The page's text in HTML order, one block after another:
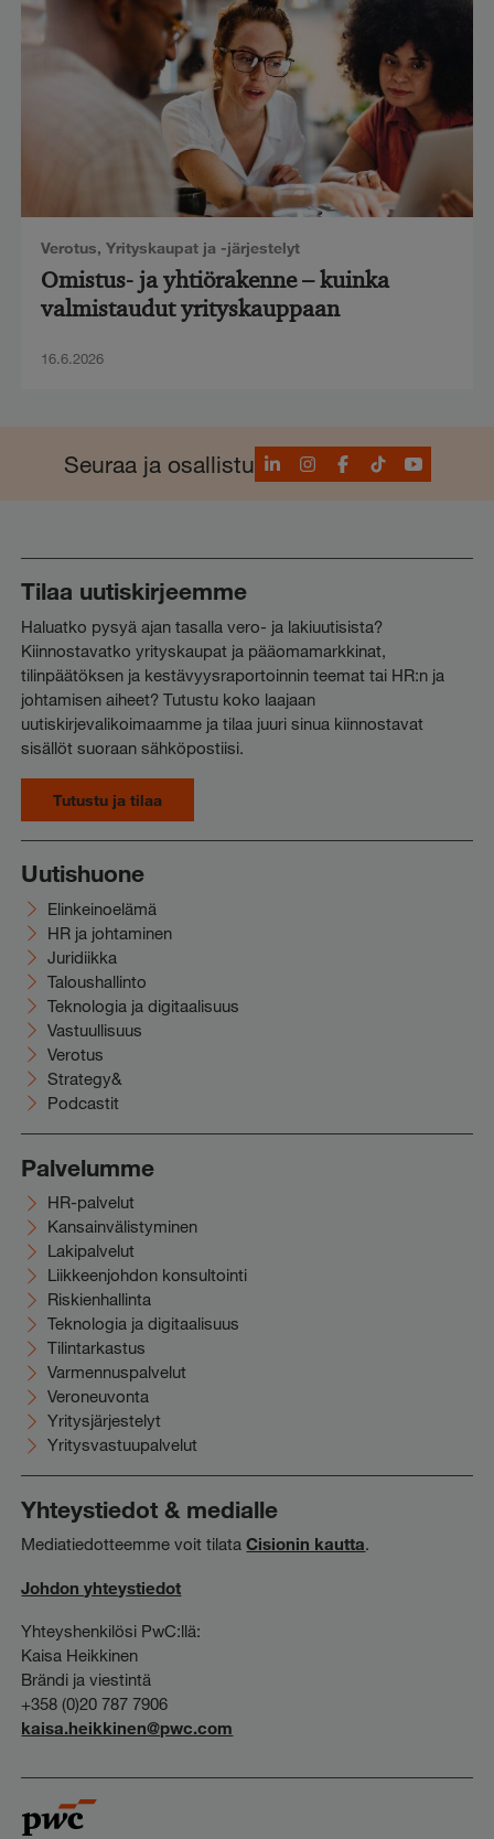
Verotus, Yrityskaupat ja -järjestelyt
Omistus- ja yhtiörakenne – kuinka
valmistaudut yrityskauppaan
16.6.2026
Seuraa ja osallistuLinkedInInstagram
Facebook
TikTokYouTube
Tilaa uutiskirjeemme
Haluatko pysyä ajan tasalla vero- ja lakiuutisista?
Kiinnostavatko yrityskaupat ja pääomamarkkinat,
tilinpäätöksen ja kestävyysraportoinnin teemat tai HR:n ja
johtamisen aiheet? Tutustu koko laajaan
uutiskirjevalikoimaamme ja tilaa juuri sinua kiinnostavat
sisällöt suoraan sähköpostiisi.
Tutustu ja tilaa
Uutishuone
Elinkeinoelämä
HR ja johtaminen
Juridiikka
Taloushallinto
Teknologia ja digitaalisuus
Vastuullisuus
Verotus
Strategy&
Podcastit
Palvelumme
HR-palvelut
Kansainvälistyminen
Lakipalvelut
Liikkeenjohdon konsultointi
Riskienhallinta
Teknologia ja digitaalisuus
Tilintarkastus
Varmennuspalvelut
Veroneuvonta
Yritysjärjestelyt
Yritysvastuupalvelut
Yhteystiedot & medialle
Mediatiedotteemme voit tilataCisionin kautta.
Johdon yhteystiedot
Yhteyshenkilösi PwC:llä:
Kaisa Heikkinen
Brändi ja viestintä
+358 (0)20 787 7906
kaisa.heikkinen@pwc.com